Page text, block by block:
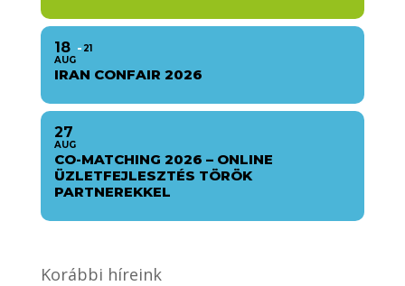
18
AUG
21
IRAN CONFAIR 2026
27
AUG
CO-MATCHING 2026 – ONLINE
ÜZLETFEJLESZTÉS TÖRÖK
PARTNEREKKEL
Korábbi híreink